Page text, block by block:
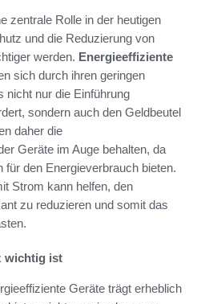
zentrale Rolle in der heutigen
und die Reduzierung von
werden. Energieeffiziente
sich durch ihren geringen
nicht nur die Einführung
sondern auch den Geldbeutel
daher die
Geräte im Auge behalten, da
für den Energieverbrauch bieten.
Strom kann helfen, den
zu reduzieren und somit das
wichtig ist
Geräte trägt erheblich